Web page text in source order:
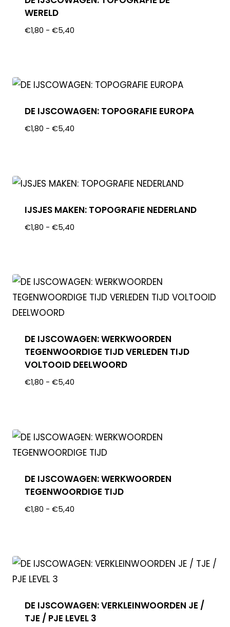
WERELD
€1,80 - €5,40
DE IJSCOWAGEN: TOPOGRAFIE EUROPA
€1,80 - €5,40
IJSJES MAKEN: TOPOGRAFIE NEDERLAND
€1,80 - €5,40
DE IJSCOWAGEN: WERKWOORDEN
TEGENWOORDIGE TIJD VERLEDEN TIJD
VOLTOOID DEELWOORD
€1,80 - €5,40
DE IJSCOWAGEN: WERKWOORDEN
TEGENWOORDIGE TIJD
€1,80 - €5,40
DE IJSCOWAGEN: VERKLEINWOORDEN JE /
TJE / PJE LEVEL 3